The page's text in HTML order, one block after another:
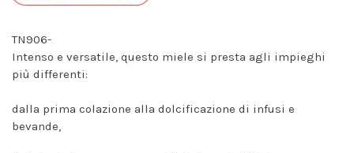
TN906-
Intenso e versatile, questo miele si presta agli impieghi
più differenti:
dalla prima colazione alla dolcificazione di infusi e
bevande,